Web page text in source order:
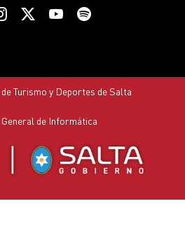
Turismo y Deportes de Salta
de Informática